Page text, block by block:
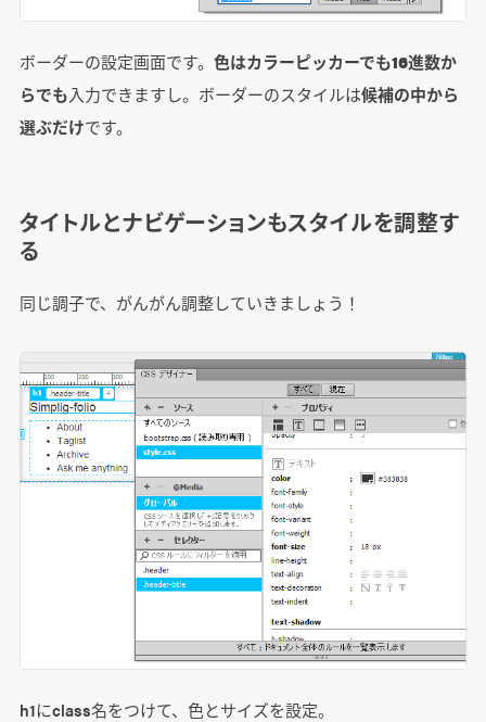
ボーダーの設定画面です。 色はカラーピッカーでも16進数か
らでも入力できますし。ボーダーのスタイルは候補の中から
選ぶだけです。
タイトルとナビゲーションもスタイルを調整す
る
同じ調子で、がんがん調整していきましょう！
h1にclass名をつけて、色とサイズを設定。